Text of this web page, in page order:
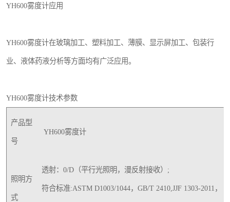
YH600雾度计应用
YH600雾度计在玻璃加工、塑料加工、薄膜、显示屏加工、包装行
业、液体药液分析等方面均有广泛应用。
YH600雾度计技术参数
产品型
号
YH600雾度计
照明方
式
透射：0/D（平行光照明，漫反射接收）;
符合标准:ASTM D1003/1044，GB/T 2410,JJF 1303-2011，